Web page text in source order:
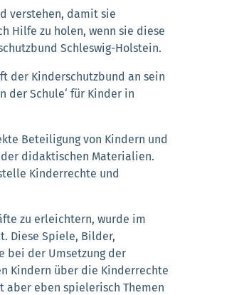
verstehen, damit sie
Hilfe zu holen, wenn sie diese
Schleswig-Holstein.
der Kinderschutzbund an sein
der Schule‘ für Kinder in
Beteiligung von Kindern und
didaktischen Materialien.
Kinderrechte und
zu erleichtern, wurde im
Diese Spiele, Bilder,
bei der Umsetzung der
Kindern über die Kinderrechte
aber eben spielerisch Themen